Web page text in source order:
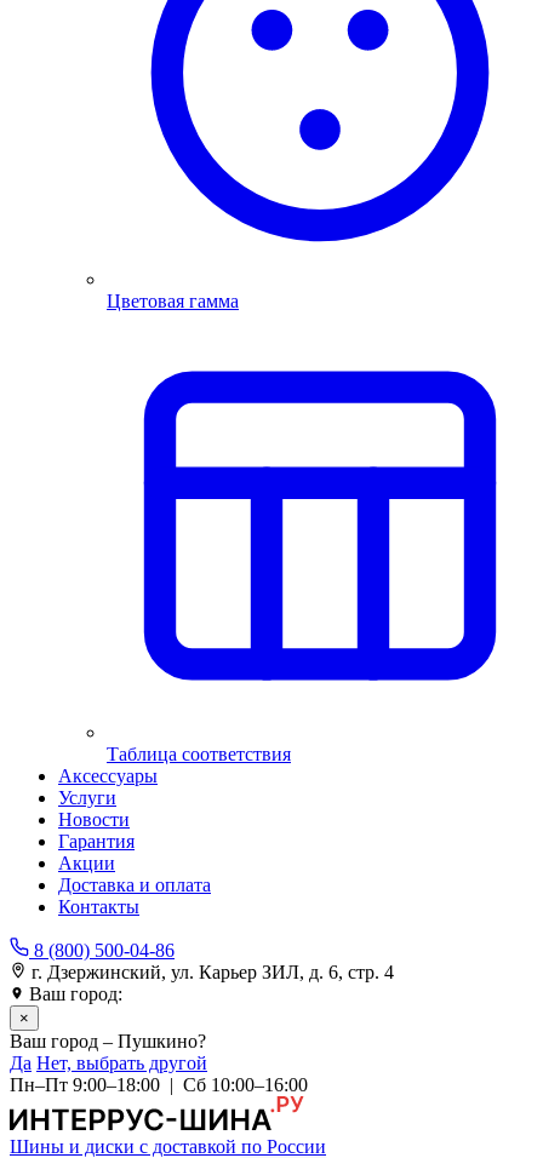
Цветовая гамма
Таблица соответствия
Аксессуары
Услуги
Новости
Гарантия
Акции
Доставка и оплата
Контакты
8 (800) 500-04-86
г. Дзержинский, ул. Карьер ЗИЛ, д. 6, стр. 4
Ваш город:
×
Ваш город – Пушкино?
Да Нет, выбрать другой
Пн–Пт 9:00–18:00 | Сб 10:00–16:00
Шины и диски с доставкой по России